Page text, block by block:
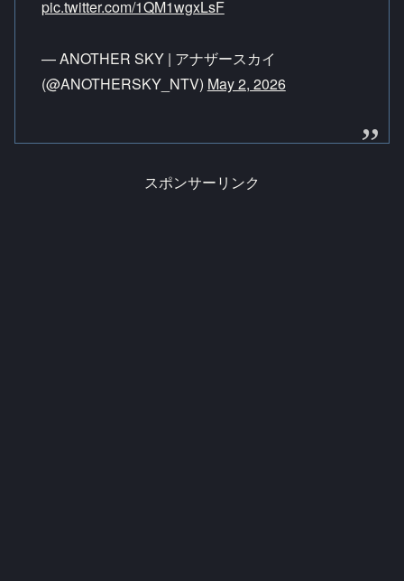
pic.twitter.com/1QM1wgxLsF
— ANOTHER SKY | アナザースカイ
(@ANOTHERSKY_NTV) May 2, 2026
スポンサーリンク